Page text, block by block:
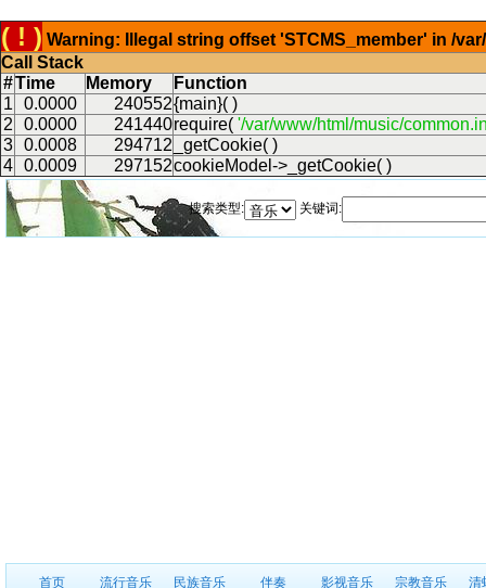
( ! ) Warning: Illegal string offset 'STCMS_member' in /
Call Stack
#Time Memory
Function
1
0.0000 240552{main}( )
2
0.0000 241440require( '/var/www/html/music/
3
0.0008 294712
_getCookie( )
4
0.0009 297152cookieModel->_getCookie( )
搜索类型: 关键词:
首页 流行音乐 民族音乐 伴奏 影视音乐 宗教音乐 清